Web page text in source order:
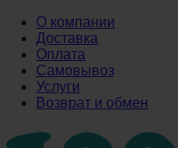
О компании
Доставка
Оплата
Самовывоз
Услуги
Возврат и обмен